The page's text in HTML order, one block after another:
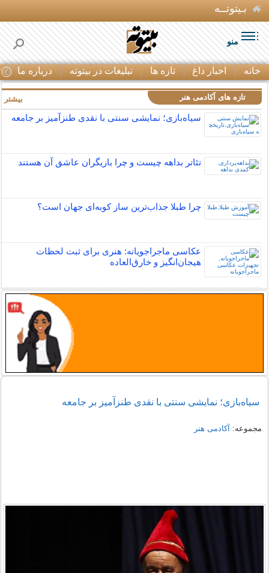
بـیتوتــه
منو
خانه اخبار داغ تازه ها تبلیغات در بیتوته درباره ما
تازه های آکادمی هنر
سیاه‌بازی؛ نمایشی سنتی با نقدی طنزآمیز بر جامعه
تئاتر بداهه چیست و چرا بازیگران عاشق آن هستند
چرا طبلا جذاب‌ترین ساز کوبه‌ای جهان است؟
عکاسی ماجراجویانه: هنری برای ثبت لحظات
هیجان‌انگیز و خارق‌العاده
بیشتر
سیاه‌بازی؛ نمایشی سنتی با نقدی طنزآمیز بر جامعه
مجموعه: آکادمی هنر